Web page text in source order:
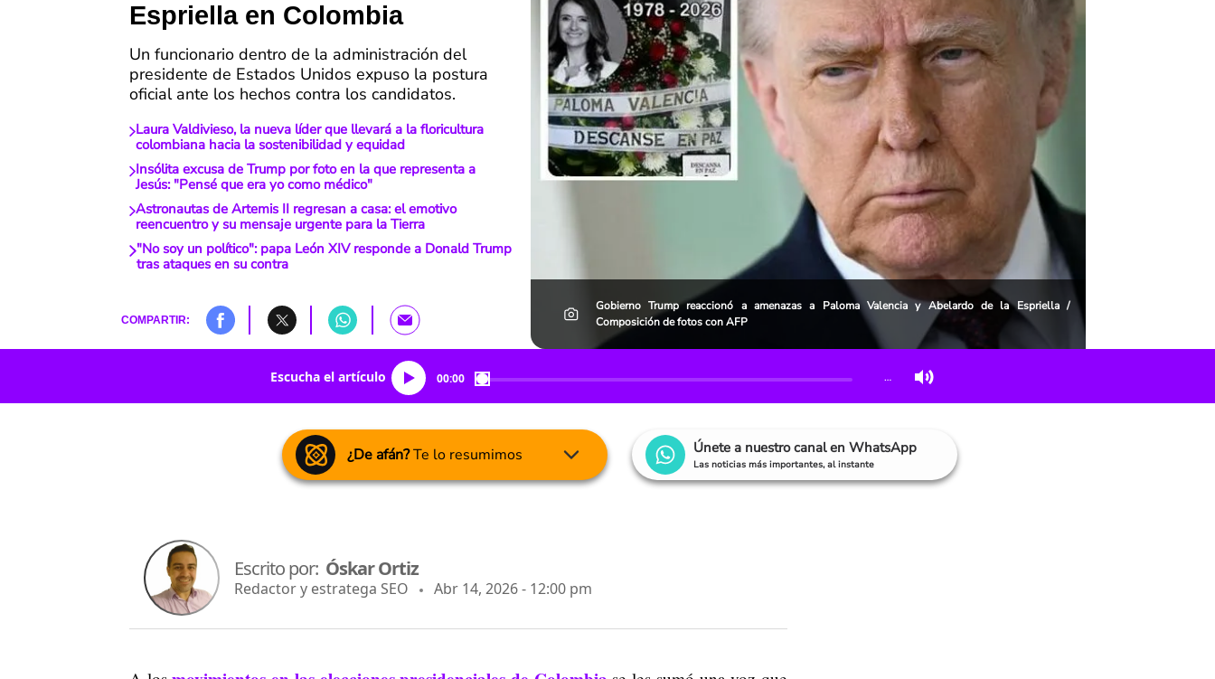
Espriella en Colombia
Un funcionario dentro de la administración del
presidente de Estados Unidos expuso la postura
oficial ante los hechos contra los candidatos.
Laura Valdivieso, la nueva líder que llevará a la floricultura
colombiana hacia la sostenibilidad y equidad
Insólita excusa de Trump por foto en la que representa a
Jesús: "Pensé que era yo como médico"
Astronautas de Artemis II regresan a casa: el emotivo
reencuentro y su mensaje urgente para la Tierra
"No soy un político": papa León XIV responde a Donald Trump
tras ataques en su contra
COMPARTIR:
Gobierno Trump reaccionó a amenazas a Paloma Valencia y Abelardo de la Espriella /
Composición de fotos con AFP
Escucha el artículo 00:00 …
¿De afán?Te lo resumimos Únete a nuestro canal en WhatsApp
Las noticias más importantes, al instante
Escrito por: Óskar Ortiz
Redactor y estratega SEO Abr 14, 2026 - 12:00 pm